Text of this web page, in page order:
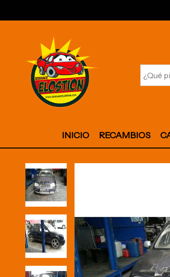
INICIO RECAMBIOS